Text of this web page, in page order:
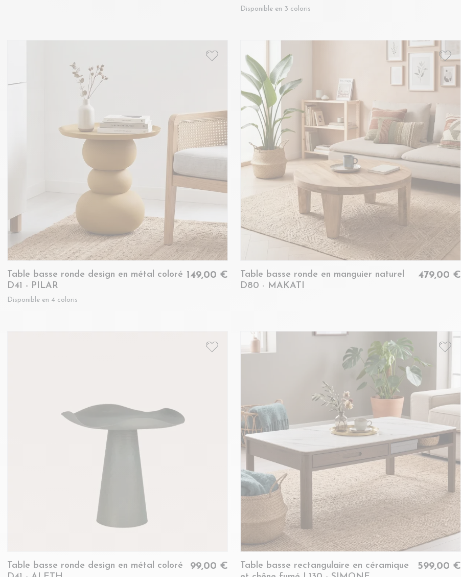
Disponible en 3 coloris
Table basse ronde design en métal coloré
D41 - PILAR
Disponible en 4 coloris
149,00 €
Table basse ronde en manguier naturel
D80 - MAKATI
479,00 €
Table basse ronde design en métal coloré
99,00 €
Table basse rectangulaire en céramique
599,00 €